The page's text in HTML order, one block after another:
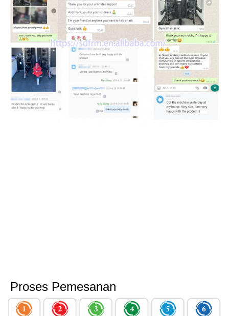
Proses Pemesanan